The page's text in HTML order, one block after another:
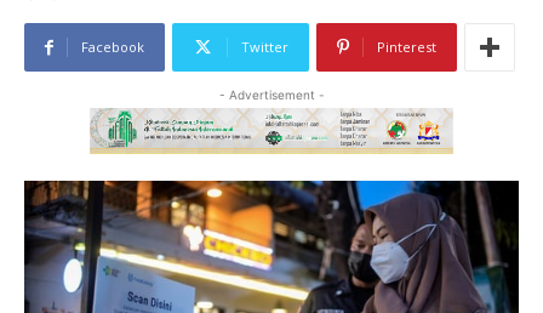
Facebook Twitter Pinterest
- Advertisement -